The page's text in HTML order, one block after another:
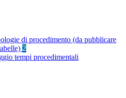
di procedimento (da pubblicare
2
tempi procedimentali